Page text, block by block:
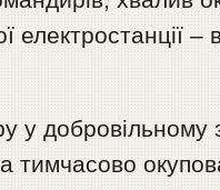
–
у добровільному